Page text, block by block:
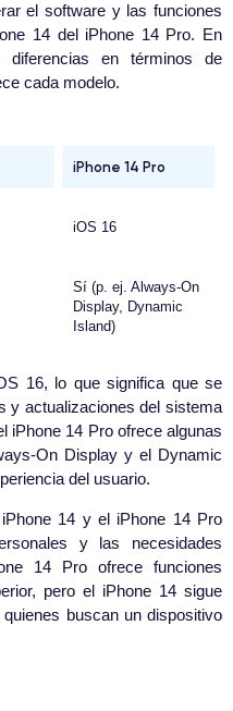
el software y las funciones
14 del iPhone 14 Pro. En
diferencias en términos de
cada modelo.
iPhone 14 Pro
iOS 16
Sí (p. ej. Always-On
Display, Dynamic
Island)
16, lo que significa que se
y actualizaciones del sistema
iPhone 14 Pro ofrece algunas
On Display y el Dynamic
del usuario.
14 y el iPhone 14 Pro
y las necesidades
14 Pro ofrece funciones
pero el iPhone 14 sigue
buscan un dispositivo